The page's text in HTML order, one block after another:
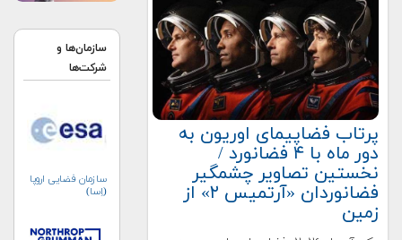
پرتاب فضاپیمای اوریون به
دور ماه با ۴ فضانورد /
نخستین تصاویر چشمگیر
فضانوردان «آرتمیس ۲» از
زمین
سازمان‌ها و
شرکت‌ها
سازمان فضایی اروپا
(اِسا)